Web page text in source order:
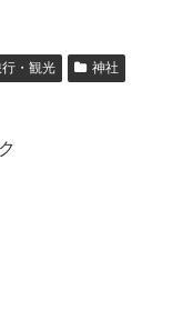
行・観光
神社